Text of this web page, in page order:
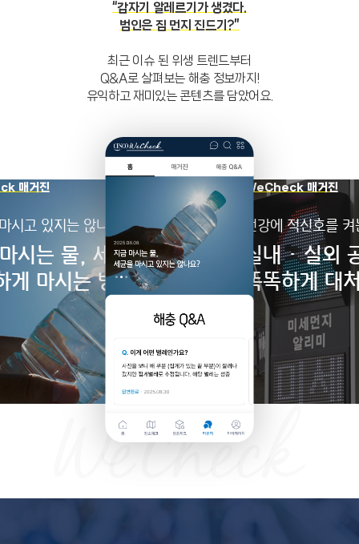
“갑자기 알레르기가 생겼다.
범인은 집 먼지 진드기?”
최근 이슈 된 위생 트렌드부터
Q&A로 살펴보는 해충 정보까지!
유익하고 재미있는 콘텐츠를 담았어요.
거진
있지는 않나요?
는 물, 세균 걱정없이
마시는 방법
WeCheck 매거진
건강에 적신호를 켜는
실내·실외 공
똑똑하게 대처